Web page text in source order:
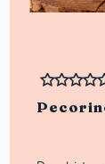
Bewertet